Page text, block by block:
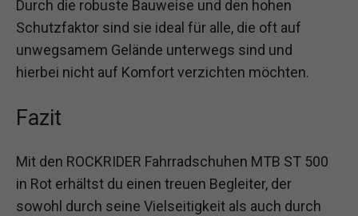
Durch die robuste Bauweise und den hohen
Schutzfaktor sind sie ideal für alle, die oft auf
unwegsamem Gelände unterwegs sind und
hierbei nicht auf Komfort verzichten möchten.
Fazit
Mit den ROCKRIDER Fahrradschuhen MTB ST 500
in Rot erhältst du einen treuen Begleiter, der
sowohl durch seine Vielseitigkeit als auch durch